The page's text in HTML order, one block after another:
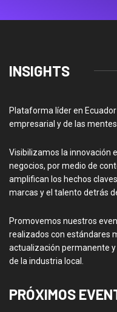
INSIGHTS
Plataforma líder en
empresarial y de las
Visibilizamos la innovación
negocios, por medio de
amplifican los hechos
marcas y el talento detrás
Promovemos nuestros
realizados con estándares
actualización permanente
de la industria local.
PRÓXIMOS